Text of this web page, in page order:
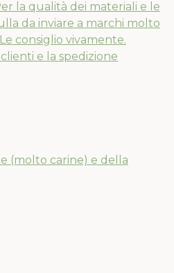
la qualità dei materiali e le
da inviare a marchi molto
consiglio vivamente.
e la spedizione
(molto carine) e della